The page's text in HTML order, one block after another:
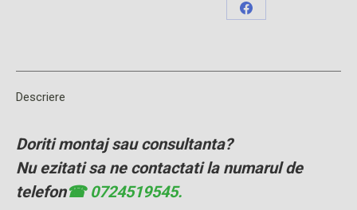
X
on
Share
Descriere
Doriti montaj sau consultanta?
Nu ezitati sa ne contactati la numarul de
telefon☎ 0724519545.